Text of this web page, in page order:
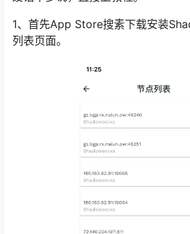
1、首先App Store搜素下载安装
列表页面。